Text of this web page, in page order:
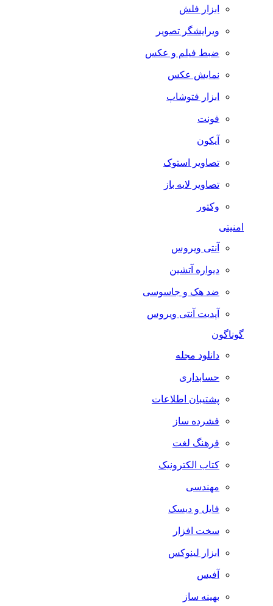
ابزار فلش
ویرایشگر تصویر
ضبط فيلم و عكس
نمایش عکس
ابزار فتوشاپ
فونت
آیکون
تصاویر استوک
تصاویر لایه باز
وکتور
امنیتی
آنتی ویروس
دیواره آتشین
ضد هک و جاسوسی
آپدیت آنتی ویروس
گوناگون
دانلود مجله
حسابداری
پشتیبان اطلاعات
فشرده ساز
فرهنگ لغت
کتاب الکترونیک
مهندسی
فایل و دیسک
سخت افزار
ابزار لینوکس
آفیس
بهینه ساز